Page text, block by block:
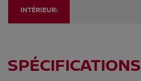
INTÉRIEUR:
SPÉCIFICATIONS